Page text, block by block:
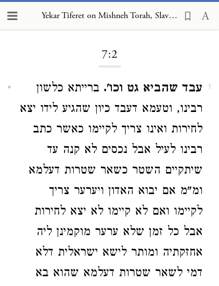
Yekar Tiferet on Mishneh Torah, Slaves 7:2
7:2
1 עבד שהביא גט וכו'. ברייתא כלשון
רבינו, וטעמא דעבד כיון שהגיע לידו יצא
לחירות ואינו צריך לקיימו כאשר כתב
רבינו לעיל אבל נכסים לא קנה עד
שיתקיים השטר כשאר שטרות דעלמא
ומ"מ אם יבוא האדון ויערער צריך
לקיימו ואם לא קיימו לא יצא לחירות
אבל כל זמן שלא ערער מוקמינן ליה
אחזקתיה ומותר לישא ישראלית דלא
דמי לשאר שטרות דעלמא שהוא בא